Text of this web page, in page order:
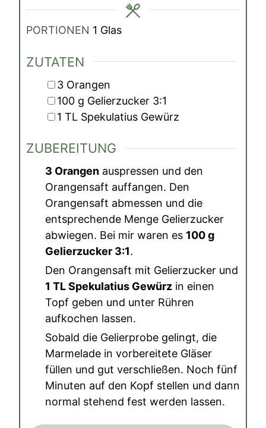
PORTIONEN 1 Glas
ZUTATEN
▢
3 Orangen
▢
100 g Gelierzucker 3:1
▢
1 TL Spekulatius Gewürz
ZUBEREITUNG
3 Orangen auspressen und den
Orangensaft auffangen. Den
Orangensaft abmessen und die
entsprechende Menge Gelierzucker
abwiegen. Bei mir waren es 100 g
Gelierzucker 3:1.
Den Orangensaft mit Gelierzucker und
1 TL Spekulatius Gewürz in einen
Topf geben und unter Rühren
aufkochen lassen.
Sobald die Gelierprobe gelingt, die
Marmelade in vorbereitete Gläser
füllen und gut verschließen. Noch fünf
Minuten auf den Kopf stellen und dann
normal stehend fest werden lassen.